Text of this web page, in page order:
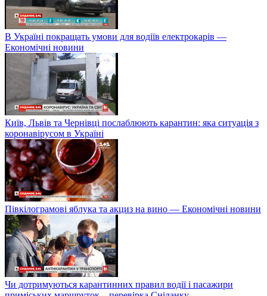
В Україні покращать умови для водіїв електрокарів —
Економічні новини
Київ, Львів та Чернівці послаблюють карантин: яка ситуація з
коронавірусом в Україні
Півкілограмові яблука та акциз на вино — Економічні новини
Чи дотримуються карантинних правил водії і пасажири